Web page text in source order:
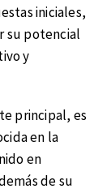
iniciales,
su potencial
y
principal, es
en la
en
de su